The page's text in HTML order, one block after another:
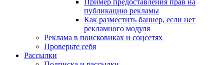
Пример предоставления прав на
публикацию рекламы
Как разместить баннер, если нет
рекламного модуля
Реклама в поисковиках и соцсетях
Проверьте себя
Рассылки